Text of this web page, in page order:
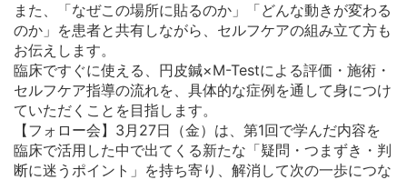
また、「なぜこの場所に貼るのか」「どんな動きが変わる
のか」を患者と共有しながら、セルフケアの組み立て方も
お伝えします。
臨床ですぐに使える、円皮鍼×M-Testによる評価・施術・
セルフケア指導の流れを、具体的な症例を通して身につけ
ていただくことを目指します。
【フォロー会】3月27日（金）は、第1回で学んだ内容を
臨床で活用した中で出てくる新たな「疑問・つまずき・判
断に迷うポイント」を持ち寄り、解消して次の一歩につな